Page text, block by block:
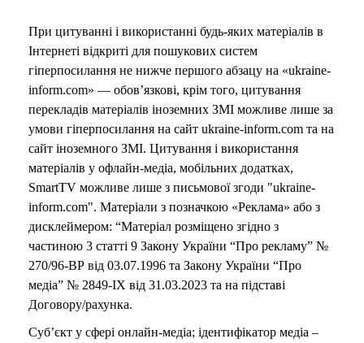
При цитуванні і використанні будь-яких матеріалів в
Інтернеті відкриті для пошукових систем
гіперпосилання не нижче першого абзацу на «ukraine-
inform.com» — обов’язкові, крім того, цитування
перекладів матеріалів іноземних ЗМІ можливе лише за
умови гіперпосилання на сайт ukraine-inform.com та на
сайт іноземного ЗМІ. Цитування і використання
матеріалів у офлайн-медіа, мобільних додатках,
SmartTV можливе лише з письмової згоди "ukraine-
inform.com". Матеріали з позначкою «Реклама» або з
дисклеймером: “Матеріал розміщено згідно з
частиною 3 статті 9 Закону України “Про рекламу” №
270/96-ВР від 03.07.1996 та Закону України “Про
медіа” № 2849-IX від 31.03.2023 та на підставі
Договору/рахунка.
Суб’єкт у сфері онлайн-медіа; ідентифікатор медіа –